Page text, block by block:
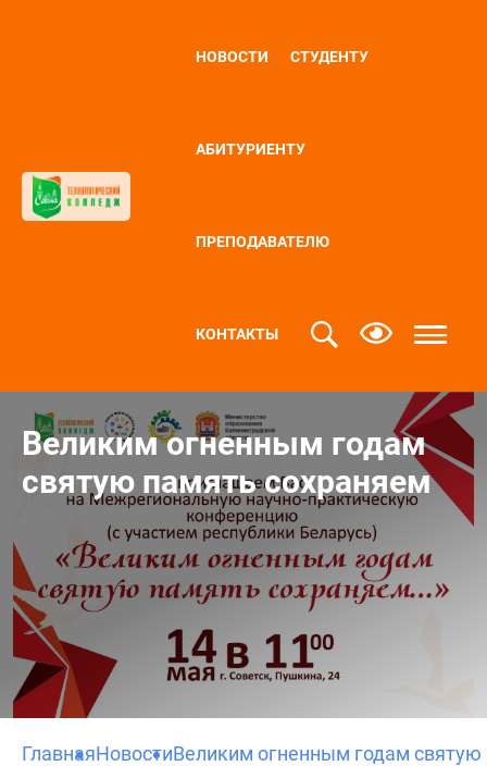
НОВОСТИ СТУДЕНТУ
АБИТУРИЕНТУ
ПРЕПОДАВАТЕЛЮ
КОНТАКТЫ
Великим огненным годам
святую память сохраняем
ГлавнаяНовостиВеликим огненным годам святую